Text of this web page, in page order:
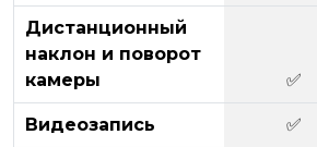
Дистанционный
наклон и поворот
камеры
✅
Видеозапись ✅